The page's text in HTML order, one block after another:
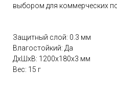
выбором для коммерческих
Защитный слой: 0.3 мм
Влагостойкий: Да
ДxШxВ: 1200x180x3 мм
Вес: 15 г